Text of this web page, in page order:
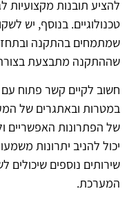
להציע תובנות מקצועיות
טכנולוגיים. בנוסף, יש
שמתמחים בהתקנה
שההתקנה מתבצעת
חשוב לקיים קשר פתוח
במטרות ובאתגרים של
של הפתרונות האפשריים
יכול להניב יתרונות
שירותים נוספים
המערכת.